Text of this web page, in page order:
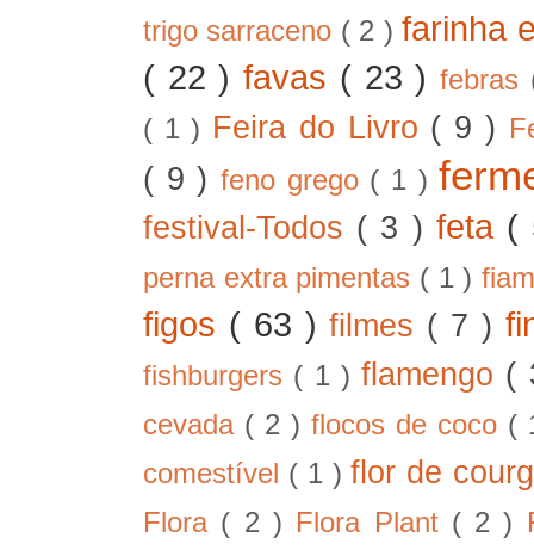
trigo sarraceno ( 2 )farinha
( 22 )favas ( 23 ) febras
( 1 ) Feira do Livro ( 9 )
( 9 ) feno grego ( 1 )
festival-Todos ( 3 ) feta (
perna extra pimentas ( 1 )
figos ( 63 )filmes ( 7 )
fishburgers ( 1 )flamengo (
cevada ( 2 )flocos de coco (
comestível ( 1 )flor de
Flora ( 2 ) Flora Plant ( 2 )